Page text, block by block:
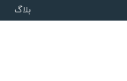
بلاگ